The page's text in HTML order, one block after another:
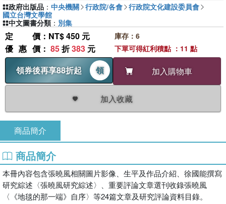
定價 ：NT$ 450 元
優惠價 ： 85折383 元
領券後再享88折起
領 加入購物車
加入收藏
庫存：6
下單可得紅利積點 ：11 點
政府出版品 ： 中央機關 行政院/各會 行政院文化建設委員會
國立台灣文學館
中文圖書分類 ： 別集
商品簡介
商品簡介
本冊內容包含張曉風相關圖片影像、生平及作品介紹、徐國能撰寫
研究綜述〈張曉風研究綜述〉、重要評論文章選刊收錄張曉風
〈《地毯的那一端》自序〉等24篇文章及研究評論資料目錄。